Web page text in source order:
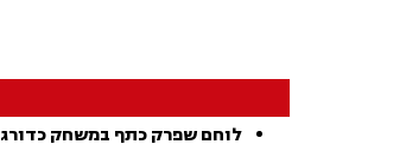
לוחם שפרק כתף במשחק